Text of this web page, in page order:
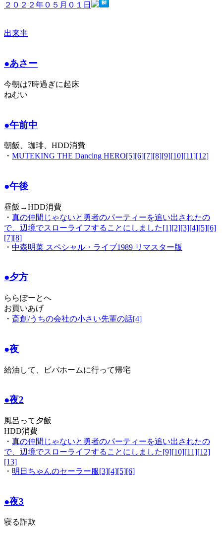
２０２２年０５月０１日
出来事
●あさー
今朝は7時過ぎに起床
ねむい
●午前中
朝飯、珈琲、HDD消費
・ MUTEKING THE Dancing HERO[5][6][7][8][9][10][11][12]
●午後
昼飯→HDD消費
・ 真の仲間じゃないと勇者のパーティーを追い出されたの
で、辺境でスローライフすることにしました[1][2][3][4][5][6]
[7][8]
・ 中森明菜 スペシャル・ライブ1989 リマスター版
●夕方
ららぽーとへ
お買いあげ
・ 斎創/うちの会社の小さい先輩の話[4]
●夜
給油して、ビバホームに行って帰宅
●夜2
風呂って夕飯
HDD消費
・ 真の仲間じゃないと勇者のパーティーを追い出されたの
で、辺境でスローライフすることにしました[9][10][11][12]
[13]
・ 明日ちゃんのセーラー服[3][4][5][6]
●夜3
寝る詐欺